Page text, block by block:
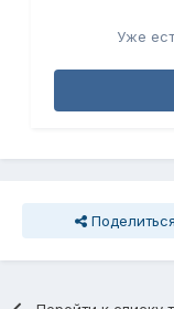
Уже
Поделиться